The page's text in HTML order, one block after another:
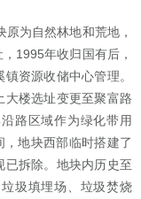
原为自然林地和荒地，
1995年收归国有后，
资源收储中心管理。
大楼选址变更至聚富路
路区域作为绿化带用
，地块西部临时搭建了
拆除。地块内历史至
圾填埋场、垃圾焚烧